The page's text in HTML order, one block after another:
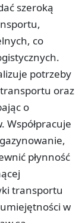
szeroką
co
potrzeby
oraz
o
Współpracuje
płynność
transportu
w